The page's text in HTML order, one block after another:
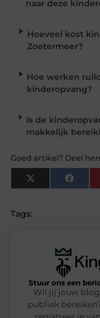
naar deze
Hoeveel kost
Zoetermeer?
Hoe werken
kinderopvang?
Is de
makkelijk
Goed artikel? Deel
X
(Twitter)
Tags:
Stuur ons een
Wil jij jouw
publiek